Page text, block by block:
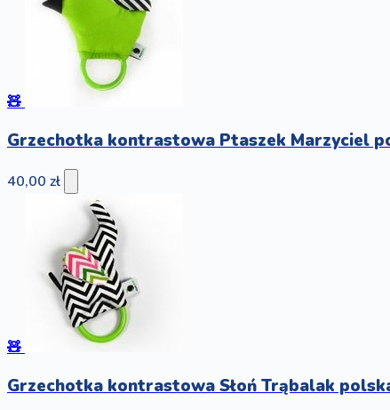
🧸
Grzechotka kontrastowa Ptaszek Marzyciel
40,00 zł
🧸
Grzechotka kontrastowa Słoń Trąbalak